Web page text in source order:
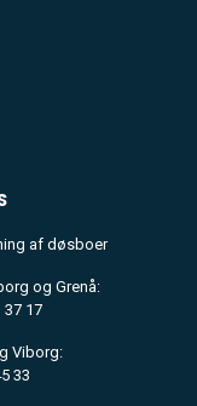
af døsboer
og Grenå:
17
Viborg:
33